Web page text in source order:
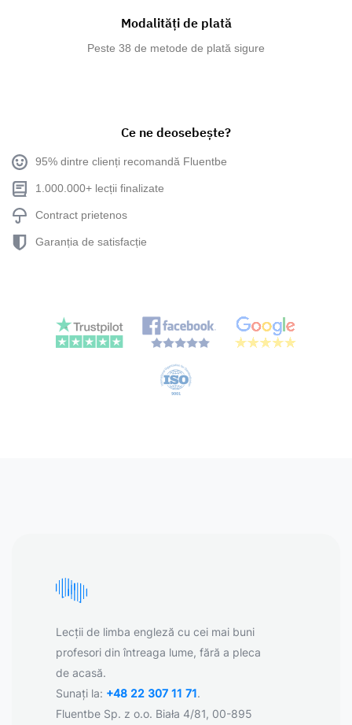
Modalități de plată
Peste 38 de metode de plată sigure
Ce ne deosebește?
95% dintre clienți recomandă Fluentbe
1.000.000+ lecții finalizate
Contract prietenos
Garanția de satisfacție
Lecții de limba engleză cu cei mai buni
profesori din întreaga lume, fără a pleca
de acasă.
Sunați la: +48 22 307 11 71.
Fluentbe Sp. z o.o. Biała 4/81, 00-895